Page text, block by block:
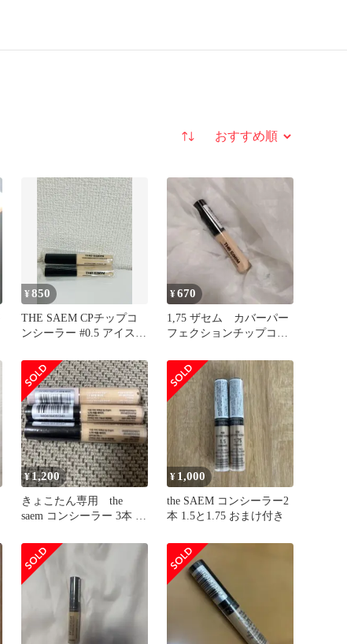
並び替え
¥850
THE SAEM CPチップコ
ンシーラー #0.5 アイスベ
¥670
1,75 ザセム カバーパー
フェクションチップコン
¥1,200
きょこたん専用 the
saem コンシーラー 3本 未
¥ 1,000
the SAEM コンシーラー2
本 1.5と1.75 おまけ付き